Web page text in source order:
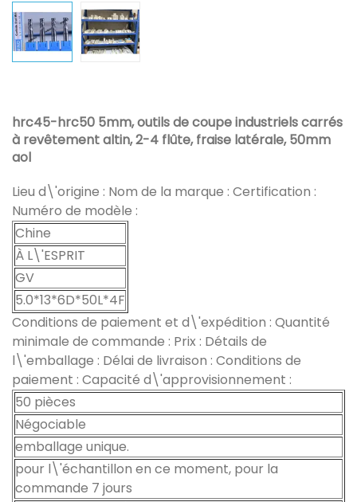
hrc45-hrc50 5mm, outils de coupe industriels carrés
à revêtement altin, 2-4 flûte, fraise latérale, 50mm
aol
Lieu d\'origine : Nom de la marque : Certification :
Numéro de modèle :
Chine
À L\'ESPRIT
GV
5.0*13*6D*50L*4F
Conditions de paiement et d\'expédition : Quantité
minimale de commande : Prix : Détails de
l\'emballage : Délai de livraison : Conditions de
paiement : Capacité d\'approvisionnement :
50 pièces
Négociable
emballage unique.
pour l\'échantillon en ce moment, pour la
commande 7 jours